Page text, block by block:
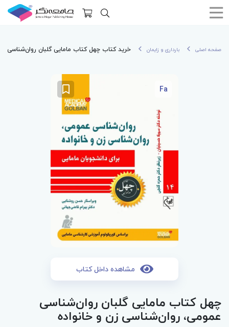
صفحه اصلی بارداری و زایمان خرید کتاب چهل کتاب مامایی گلبان روان‌شناسی
Fa
مشاهده داخل کتاب
چهل کتاب مامایی گلبان روان‌شناسی
عمومی، روان‌شناسی زن و خانواده